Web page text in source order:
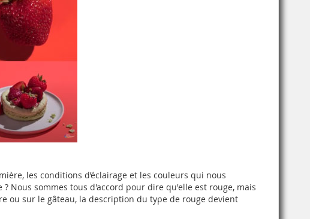
les conditions d’éclairage et les couleurs qui nous
Nous sommes tous d'accord pour dire qu'elle est rouge, mais
ou sur le gâteau, la description du type de rouge devient